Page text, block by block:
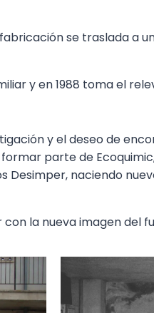
se traslada a
y en 1988 toma el
y el deseo de
parte de
Desimper, naciendo
la nueva imagen del